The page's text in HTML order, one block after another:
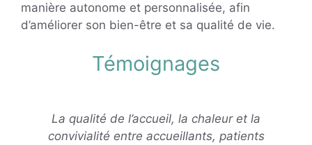
manière autonome et personnalisée, afin
d’améliorer son bien-être et sa qualité de vie.
Témoignages
La qualité de l’accueil, la chaleur et la
convivialité entre accueillants, patients